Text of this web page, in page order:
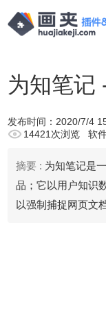
为知笔记
发布时间： 2020/7/4
14421次浏览
软
摘要 : 为知笔记是
品；它以用户知识
以强制捕捉网页文档